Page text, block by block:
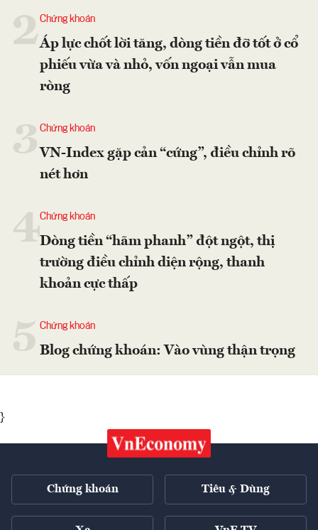
2Chứng khoán
Áp lực chốt lời tăng, dòng tiền đỡ tốt ở cổ
phiếu vừa và nhỏ, vốn ngoại vẫn mua
ròng
Chứng khoán
VN-Index gặp cản “cứng”, điều chỉnh rõ
nét hơn
4Chứng khoán
Dòng tiền “hãm phanh” đột ngột, thị
trường điều chỉnh diện rộng, thanh
khoản cực thấp
Chứng khoán
Blog chứng khoán: Vào vùng thận trọng
}
Chứng khoán Tiêu & Dùng